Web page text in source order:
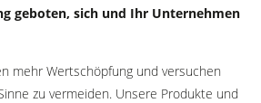
geboten, sich und Ihr Unternehmen
mehr Wertschöpfung und versuchen
zu vermeiden. Unsere Produkte und